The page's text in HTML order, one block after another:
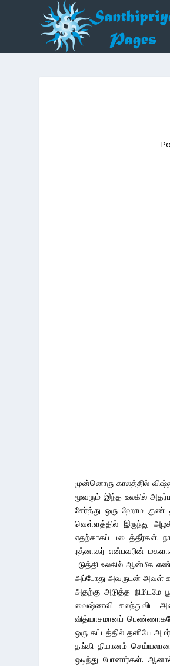
முன்னொரு காலத்தில்
மூவரும் இந்த உலகில்
சேர்த்து ஒரு ஹோம
வெள்ளத்தில் இருந்து
எதற்காகப் படைத்தீர்கள்.
ரத்னாகர் என்பவரின்
படுத்தி உலகில் ஆன்மீக
அப்போது அவருடன் அவள்
அதற்கு அடுத்த நிமிடமே
வைஷ்ணவி கலந்துவிட
வித்யாசமானப்
ஒரு கட்டத்தில் தனியே
தங்கி தியானம்
ஒடிந்து போனார்கள்.